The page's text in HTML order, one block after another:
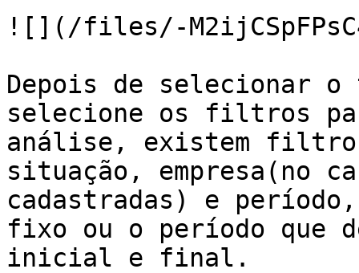
![](/files/-
Depois de selecionar
selecione os filtros
análise, existem
situação, empresa(no
cadastradas) e
fixo ou o período que
inicial e final.